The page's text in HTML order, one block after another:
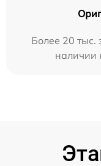
Более 20 тыс.
наличии